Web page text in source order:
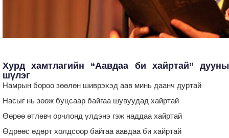
Хурд хамтлагийн “Аавдаа би хайртай” дууны
шүлэг
Намрын бороо зөөлөн шиврэхэд аав минь даанч дуртай
Насыг нь зөөж буцсаар байгаа шувуудад хайртай
Өөрөө өтлөвч орчлонд үлдэнэ гэж наддаа хайртай
Өдрөөс өдөрт холдсоор байгаа аавдаа би хайртай